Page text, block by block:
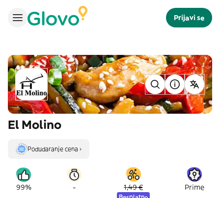
Prijavi se
El Molino
Podudaranje cena ›
99% - 1,49 € Prime